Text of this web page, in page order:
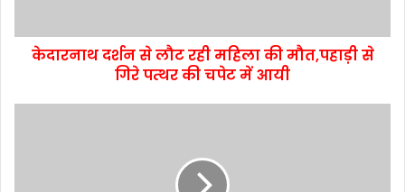
केदारनाथ दर्शन से लौट रही महिला की मौत,पहाड़ी से
गिरे पत्थर की चपेट में आयी